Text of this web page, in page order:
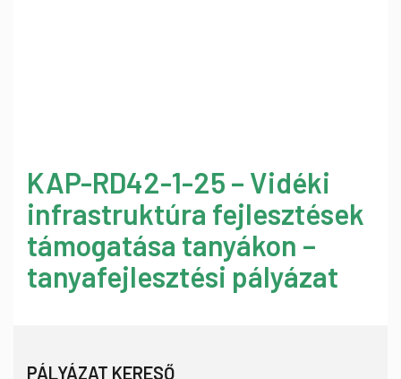
KAP-RD42-1-25 – Vidéki
infrastruktúra fejlesztések
támogatása tanyákon –
tanyafejlesztési pályázat
PÁLYÁZAT KERESŐ